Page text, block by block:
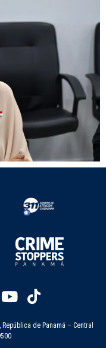
de Panamá – Central